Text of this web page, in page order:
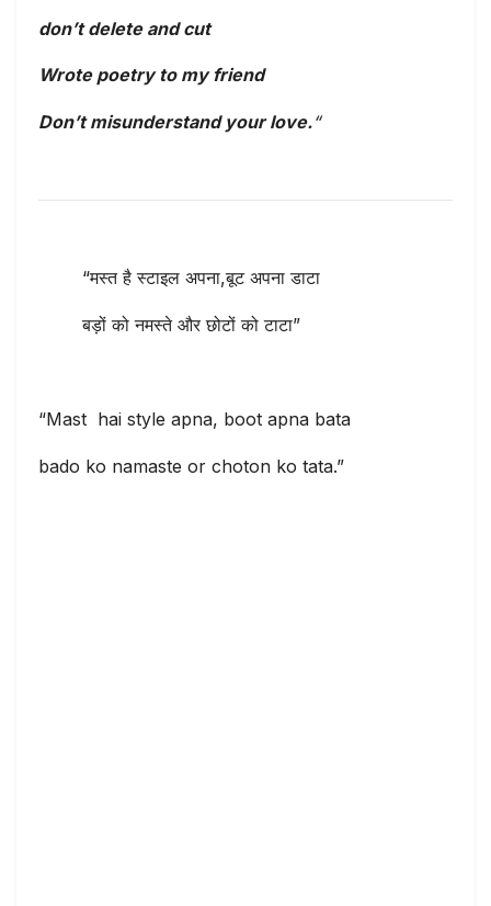
don’t delete and cut
Wrote poetry to my friend
Don’t misunderstand your love.“
“मस्त है स्टाइल अपना,बूट अपना डाटा
बड़ों को नमस्ते और छोटों को टाटा”
“Mast hai style apna, boot apna bata
bado ko namaste or choton ko tata.”